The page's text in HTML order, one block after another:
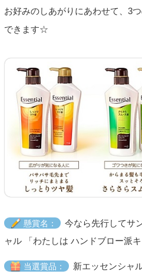
お好みのしあがりにあわせて、3
できます☆
懸賞名：
今なら先行してサ
ャル 「わたしは ハンドブロー派
当選賞品：
新エッセンシャ